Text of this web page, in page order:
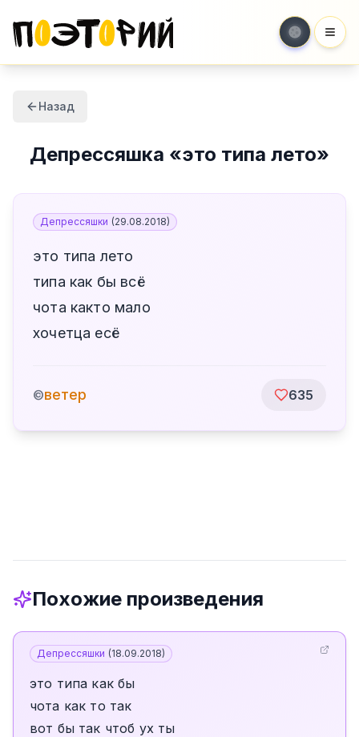
Назад
Депрессяшка «это типа лето»
Депрессяшки (29.08.2018)
это типа лето
типа как бы всё
чота както мало
хочетца есё
©ветер 635
Похожие произведения
Депрессяшки (18.09.2018)
это типа как бы
чота как то так
вот бы так чтоб ух ты